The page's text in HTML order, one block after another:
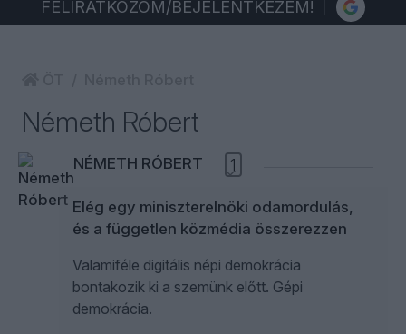
FELIRATKOZOM/BEJELENTKEZEM!
Németh Róbert
NÉMETH RÓBERT 1
Elég egy miniszterelnöki odamordulás,
és a független közmédia összerezzen
Valamiféle digitális népi demokrácia
bontakozik ki a szemünk előtt. Gépi
demokrácia.